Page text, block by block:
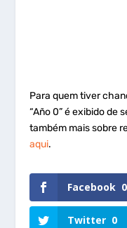
Para quem tiver
“Año 0” é exibido de
também mais sobre
aqui.
Facebook 0
Twitter 0